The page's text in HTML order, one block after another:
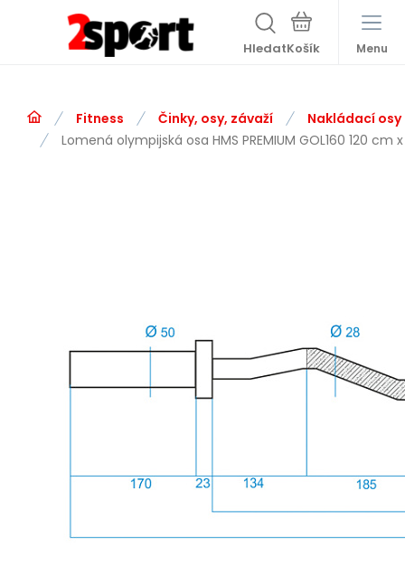
Hledat Menu
Fitness Činky, osy, závaží
Nakládací osy
Lomená olympijská osa HMS PREMIUM GOL160 120 cm